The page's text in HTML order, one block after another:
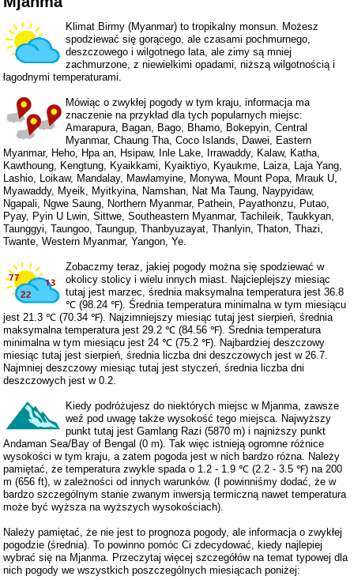
Klimat Birmy (Myanmar) to tropikalny monsun. Możesz
spodziewać się gorącego, ale czasami pochmurnego,
deszczowego i wilgotnego lata, ale zimy są mniej
zachmurzone, z niewielkimi opadami, niższą wilgotnością i
łagodnymi temperaturami.
Mówiąc o zwykłej pogody w tym kraju, informacja ma
znaczenie na przykład dla tych popularnych miejsc:
Amarapura, Bagan, Bago, Bhamo, Bokepyin, Central
Myanmar, Chaung Tha, Coco Islands, Dawei, Eastern
Myanmar, Heho, Hpa an, Hsipaw, Inle Lake, Irrawaddy, Kalaw, Katha,
Kawthoung, Kengtung, Kyaikkami, Kyaiktiyo, Kyaukme, Laiza, Laja Yang,
Lashio, Loikaw, Mandalay, Mawlamyine, Monywa, Mount Popa, Mrauk U,
Myawaddy, Myeik, Myitkyina, Namshan, Nat Ma Taung, Naypyidaw,
Ngapali, Ngwe Saung, Northern Myanmar, Pathein, Payathonzu, Putao,
Pyay, Pyin U Lwin, Sittwe, Southeastern Myanmar, Tachileik, Taukkyan,
Taunggyi, Taungoo, Taungup, Thanbyuzayat, Thanlyin, Thaton, Thazi,
Twante, Western Myanmar, Yangon, Ye.
Zobaczmy teraz, jakiej pogody można się spodziewać w
okolicy stolicy i wielu innych miast. Najcieplejszy miesiąc
tutaj jest marzec, średnia maksymalna temperatura jest 36.8
℃ (98.24 ℉). Średnia temperatura minimalna w tym miesiącu
jest 21.3 ℃ (70.34 ℉). Najzimniejszy miesiąc tutaj jest sierpień, średnia
maksymalna temperatura jest 29.2 ℃ (84.56 ℉). Średnia temperatura
minimalna w tym miesiącu jest 24 ℃ (75.2 ℉). Najbardziej deszczowy
miesiąc tutaj jest sierpień, średnia liczba dni deszczowych jest w 26.7.
Najmniej deszczowy miesiąc tutaj jest styczeń, średnia liczba dni
deszczowych jest w 0.2.
Kiedy podróżujesz do niektórych miejsc w Mjanma, zawsze
weź pod uwagę także wysokość tego miejsca. Najwyższy
punkt tutaj jest Gamlang Razi (5870 m) i najniższy punkt
Andaman Sea/Bay of Bengal (0 m). Tak więc istnieją ogromne różnice
wysokości w tym kraju, a zatem pogoda jest w nich bardzo różna. Należy
pamiętać, że temperatura zwykle spada o 1.2 - 1.9 ℃ (2.2 - 3.5 ℉) na 200
m (656 ft), w zależności od innych warunków. (I powinniśmy dodać, że w
bardzo szczególnym stanie zwanym inwersją termiczną nawet temperatura
może być wyższa na wyższych wysokościach).
Należy pamiętać, że nie jest to prognoza pogody, ale informacja o zwykłej
pogodzie (średnia). To powinno pomóc Ci zdecydować, kiedy najlepiej
wybrać się na Mjanma. Przeczytaj więcej szczegółów na temat typowej dla
nich pogody we wszystkich poszczególnych miesiącach poniżej: